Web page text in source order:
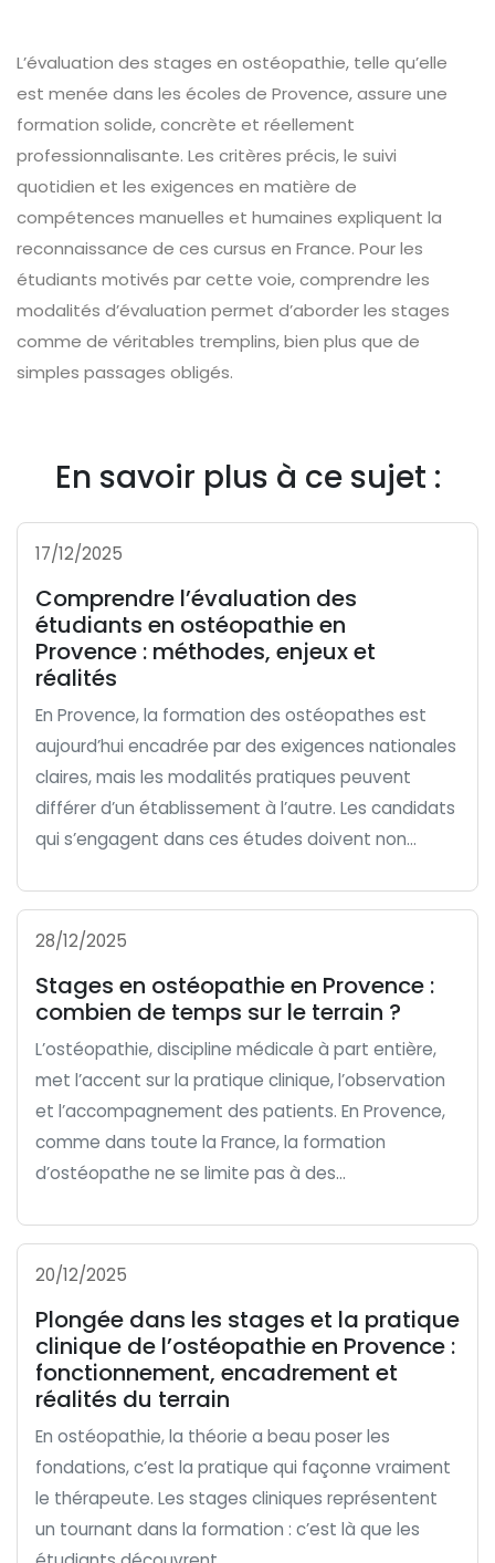
L’évaluation des stages en ostéopathie, telle qu’elle
est menée dans les écoles de Provence, assure une
formation solide, concrète et réellement
professionnalisante. Les critères précis, le suivi
quotidien et les exigences en matière de
compétences manuelles et humaines expliquent la
reconnaissance de ces cursus en France. Pour les
étudiants motivés par cette voie, comprendre les
modalités d’évaluation permet d’aborder les stages
comme de véritables tremplins, bien plus que de
simples passages obligés.
En savoir plus à ce sujet :
17/12/2025
Comprendre l’évaluation des
étudiants en ostéopathie en
Provence : méthodes, enjeux et
réalités
En Provence, la formation des ostéopathes est
aujourd’hui encadrée par des exigences nationales
claires, mais les modalités pratiques peuvent
différer d’un établissement à l’autre. Les candidats
qui s’engagent dans ces études doivent non...
28/12/2025
Stages en ostéopathie en Provence :
combien de temps sur le terrain ?
L’ostéopathie, discipline médicale à part entière,
met l’accent sur la pratique clinique, l’observation
et l’accompagnement des patients. En Provence,
comme dans toute la France, la formation
d’ostéopathe ne se limite pas à des...
20/12/2025
Plongée dans les stages et la pratique
clinique de l’ostéopathie en Provence :
fonctionnement, encadrement et
réalités du terrain
En ostéopathie, la théorie a beau poser les
fondations, c’est la pratique qui façonne vraiment
le thérapeute. Les stages cliniques représentent
un tournant dans la formation : c’est là que les